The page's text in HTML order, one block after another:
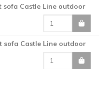
Castle Line outdoor
sofa Castle Line outdoor